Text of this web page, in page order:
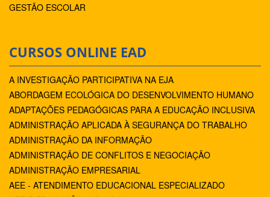
GESTÃO ESCOLAR
CURSOS ONLINE EAD
A INVESTIGAÇÃO PARTICIPATIVA NA EJA
ABORDAGEM ECOLÓGICA DO DESENVOLVIMENTO HUMANO
ADAPTAÇÕES PEDAGÓGICAS PARA A EDUCAÇÃO INCLUSIVA
ADMINISTRAÇÃO APLICADA À SEGURANÇA DO TRABALHO
ADMINISTRAÇÃO DA INFORMAÇÃO
ADMINISTRAÇÃO DE CONFLITOS E NEGOCIAÇÃO
ADMINISTRAÇÃO EMPRESARIAL
AEE - ATENDIMENTO EDUCACIONAL ESPECIALIZADO